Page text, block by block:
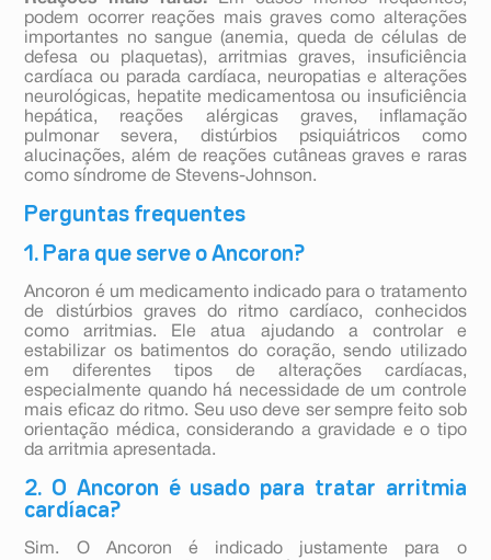
podem ocorrer reações mais graves como alterações
importantes no sangue (anemia, queda de células de
defesa ou plaquetas), arritmias graves, insuficiência
cardíaca ou parada cardíaca, neuropatias e alterações
neurológicas, hepatite medicamentosa ou insuficiência
hepática, reações alérgicas graves, inflamação
pulmonar severa, distúrbios psiquiátricos como
alucinações, além de reações cutâneas graves e raras
como síndrome de Stevens-Johnson.
Perguntas frequentes
1. Para que serve o Ancoron?
Ancoron é um medicamento indicado para o tratamento
de distúrbios graves do ritmo cardíaco, conhecidos
como arritmias. Ele atua ajudando a controlar e
estabilizar os batimentos do coração, sendo utilizado
em diferentes tipos de alterações cardíacas,
especialmente quando há necessidade de um controle
mais eficaz do ritmo. Seu uso deve ser sempre feito sob
orientação médica, considerando a gravidade e o tipo
da arritmia apresentada.
2. O Ancoron é usado para tratar arritmia
cardíaca?
Sim. O Ancoron é indicado justamente para o